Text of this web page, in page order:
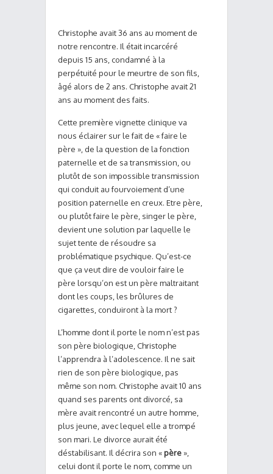
Christophe avait 36 ans au moment de
notre rencontre. Il était incarcéré
depuis 15 ans, condamné à la
perpétuité pour le meurtre de son fils,
âgé alors de 2 ans. Christophe avait 21
ans au moment des faits.
Cette première vignette clinique va
nous éclairer sur le fait de « faire le
père », de la question de la fonction
paternelle et de sa transmission, ou
plutôt de son impossible transmission
qui conduit au fourvoiement d’une
position paternelle en creux. Etre père,
ou plutôt faire le père, singer le père,
devient une solution par laquelle le
sujet tente de résoudre sa
problématique psychique. Qu’est-ce
que ça veut dire de vouloir faire le
père lorsqu’on est un père maltraitant
dont les coups, les brûlures de
cigarettes, conduiront à la mort ?
L’homme dont il porte le nom n’est pas
son père biologique, Christophe
l’apprendra à l’adolescence. Il ne sait
rien de son père biologique, pas
même son nom. Christophe avait 10 ans
quand ses parents ont divorcé, sa
mère avait rencontré un autre homme,
plus jeune, avec lequel elle a trompé
son mari. Le divorce aurait été
déstabilisant. Il décrira son «père »,
celui dont il porte le nom, comme un